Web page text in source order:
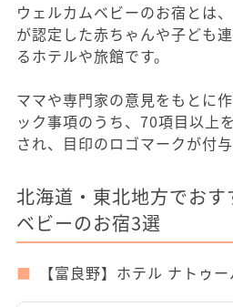
ウェルカムベビーのお宿とは
が認定した赤ちゃんや子ども
るホテルや旅館です。
ママや専門家の意見をもとに
ック事項のうち、70項目以上
され、目印のロゴマークが付与
北海道・東北地方でお
ベビーのお宿3選
【富良野】ホテル ナトゥ